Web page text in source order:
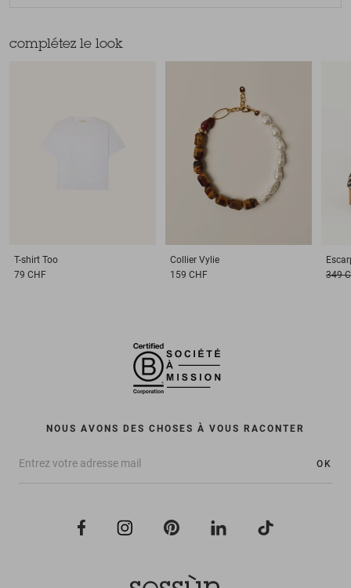
complétez le look
T-shirt Too
79 CHF
Collier Vylie
159 CHF
349
NOUS AVONS DES CHOSES À VOUS RACONTER
OK